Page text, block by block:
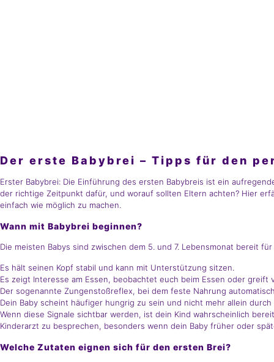
Der erste Babybrei – Tipps für den
Erster Babybrei: Die Einführung des ersten Babybreis ist ein
der richtige Zeitpunkt dafür, und worauf sollten Eltern achten? Hier
einfach wie möglich zu machen.
Wann mit Babybrei beginnen?
Die meisten Babys sind zwischen dem 5. und 7. Lebensmonat bereit
Es hält seinen Kopf stabil und kann mit Unterstützung sitzen.
Es zeigt Interesse am Essen, beobachtet euch beim Essen oder greift
Der sogenannte Zungenstoßreflex, bei dem feste Nahrung
Dein Baby scheint häufiger hungrig zu sein und nicht mehr allein
Wenn diese Signale sichtbar werden, ist dein Kind wahrscheinlich
Kinderarzt zu besprechen, besonders wenn dein Baby früher oder
Welche Zutaten eignen sich für den ersten Brei?